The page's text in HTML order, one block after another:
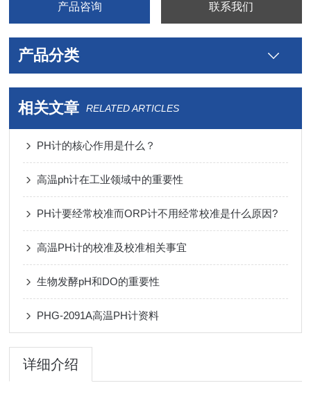
产品咨询 联系我们
产品分类
相关文章 RELATED ARTICLES
PH计的核心作用是什么？
高温ph计在工业领域中的重要性
PH计要经常校准而ORP计不用经常校准是什么原因?
高温PH计的校准及校准相关事宜
生物发酵pH和DO的重要性
PHG-2091A高温PH计资料
详细介绍